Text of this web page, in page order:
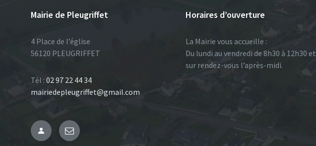
Mairie de Pleugriffet
4 Place de l’église
56120 PLEUGRIFFET
Tél : 02 97 22 44 34
mairiedepleugriffet@gmail.com
Horaires d’ouverture
La Mairie vous accueille :
Du lundi au vendredi de 8h30 à 12h30 et
sur rendez-vous l’après-midi.
Administration
Email